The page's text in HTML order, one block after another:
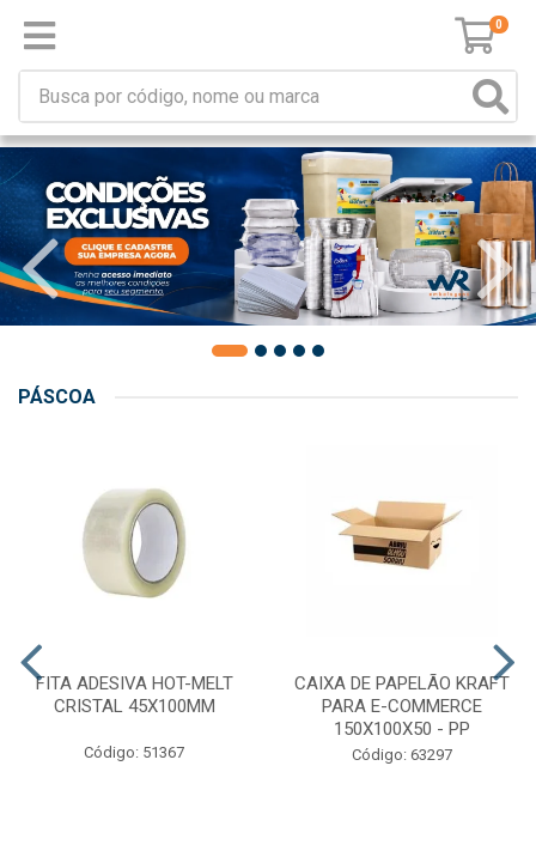
0
PÁSCOA
FITA ADESIVA HOT-MELT
CRISTAL 45X100MM
Código: 51367
CAIXA DE PAPELÃO KRAFT
PARA E-COMMERCE
150X100X50 - PP
Código: 63297